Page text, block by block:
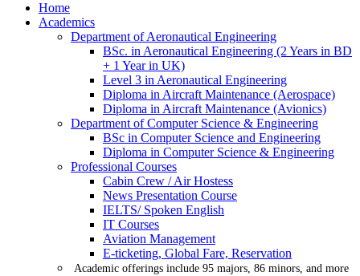
Home
Academics
Department of Aeronautical Engineering
BSc. in Aeronautical Engineering (2 Years in BD
+ 1 Year in UK)
Level 3 in Aeronautical Engineering
Diploma in Aircraft Maintenance (Aerospace)
Diploma in Aircraft Maintenance (Avionics)
Department of Computer Science & Engineering
BSc in Computer Science and Engineering
Diploma in Computer Science & Engineering
Professional Courses
Cabin Crew / Air Hostess
News Presentation Course
IELTS/ Spoken English
IT Courses
Aviation Management
E-ticketing, Global Fare, Reservation
Academic offerings include 95 majors, 86 minors, and more